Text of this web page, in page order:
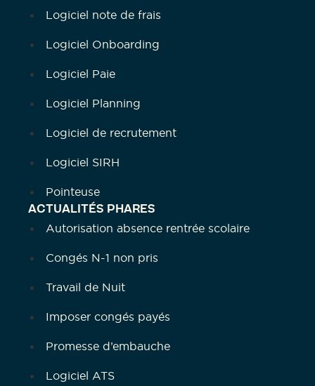
Logiciel note de frais
Logiciel Onboarding
Logiciel Paie
Logiciel Planning
Logiciel de recrutement
Logiciel SIRH
Pointeuse
ACTUALITÉS PHARES
Autorisation absence rentrée scolaire
Congés N-1 non pris
Travail de Nuit
Imposer congés payés
Promesse d’embauche
Logiciel ATS